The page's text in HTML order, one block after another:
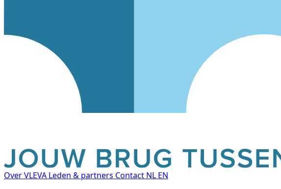
Over VLEVA Leden & partners Contact NL EN